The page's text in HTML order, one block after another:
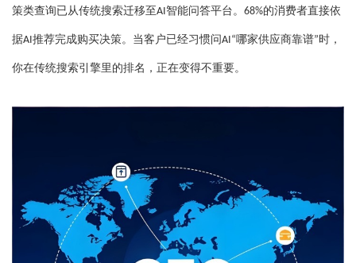
策类查询已从传统搜索迁移至AI智能问答平台。 68%的消费者直接依
据AI推荐完成购买决策。当客户已经习惯问AI“哪家供应商靠谱”时，
你在传统搜索引擎里的排名，正在变得不重要。